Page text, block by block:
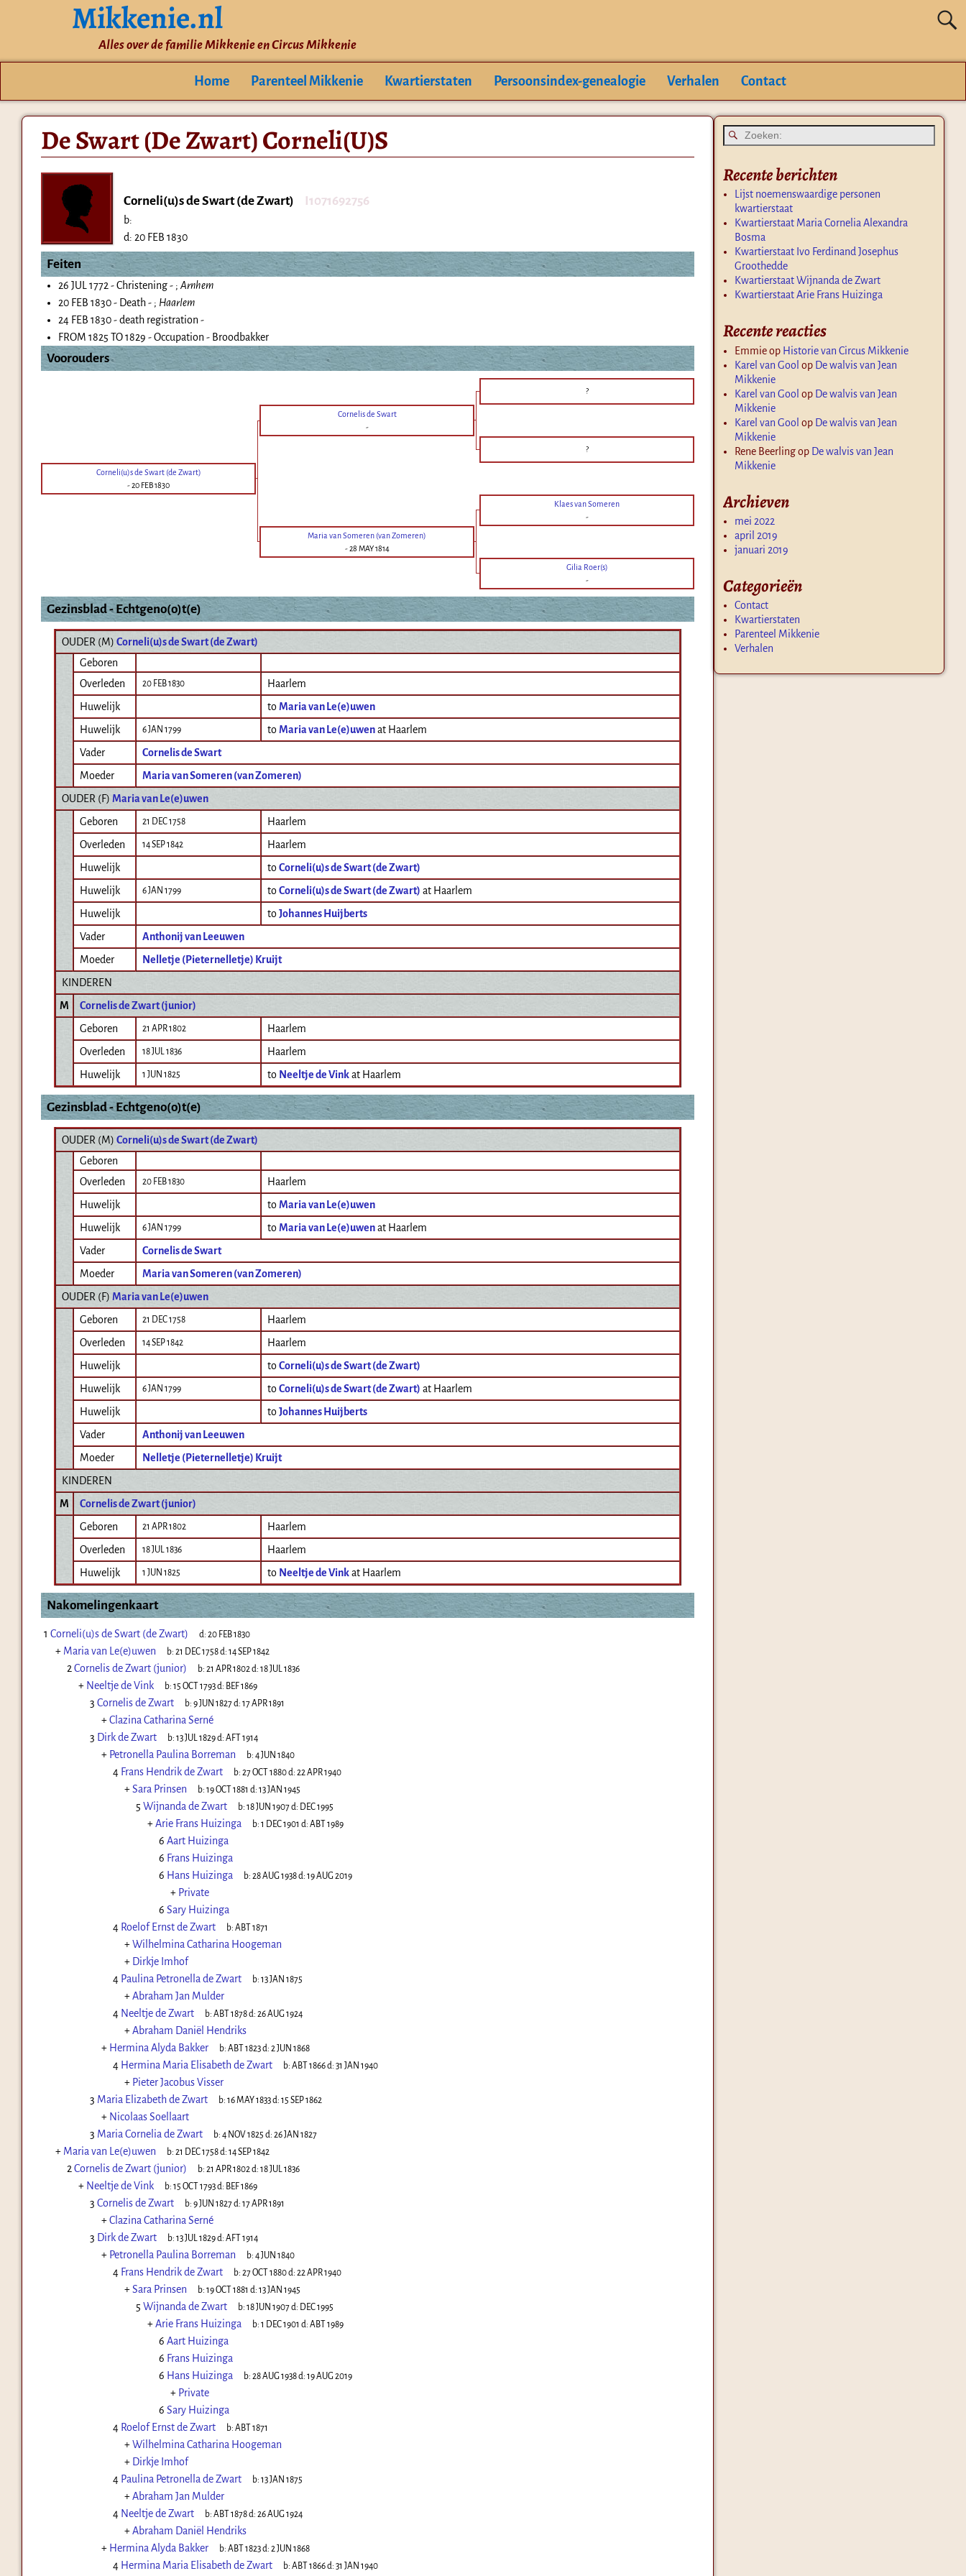
Mikkenie.nl
Alles over de familie Mikkenie en Circus Mikkenie
Home Parenteel Mikkenie Kwartierstaten Persoonsindex-genealogie Verhalen Contact
De Swart (De Zwart) Corneli(U)S
Corneli(u)s de Swart (de Zwart) I1071692756
b:
d: 20 FEB 1830
Feiten
26 JUL 1772 - Christening - ; Arnhem
20 FEB 1830 - Death - ; Haarlem
24 FEB 1830 - death registration -
FROM 1825 TO 1829 - Occupation - Broodbakker
Voorouders
?
Cornelis de Swart
-
?
Corneli(u)s de Swart (de Zwart)
-20 FEB 1830
Klaes van Someren
-
Maria van Someren (van Zomeren)
-28 MAY 1814
Gilia Roer(s)
-
Gezinsblad - Echtgeno(o)t(e)
OUDER (M) Corneli(u)s de Swart (de Zwart)
Geboren
Overleden
20 FEB 1830
Haarlem
Huwelijk
toMaria van Le(e)uwen
Huwelijk
6 JAN 1799 toMaria van Le(e)uwenat Haarlem
Vader
Cornelis de Swart
Moeder
Maria van Someren (van Zomeren)
OUDER (F) Maria van Le(e)uwen
Geboren
21 DEC 1758
Haarlem
Overleden
14 SEP 1842
Haarlem
Huwelijk
toCorneli(u)s de Swart (de Zwart)
Huwelijk
6 JAN 1799 toCorneli(u)s de Swart (de Zwart) at Haarlem
Huwelijk
toJohannes Huijberts
Vader
Anthonij van Leeuwen
Moeder
Nelletje (Pieternelletje) Kruijt
KINDEREN
M
Cornelis de Zwart (junior)
Geboren
21 APR 1802
Haarlem
Overleden
18 JUL 1836
Haarlem
Huwelijk
1 JUN 1825 to Neeltje de Vinkat Haarlem
Gezinsblad - Echtgeno(o)t(e)
OUDER (M) Corneli(u)s de Swart (de Zwart)
Geboren
Overleden
20 FEB 1830
Haarlem
Huwelijk
toMaria van Le(e)uwen
Huwelijk
6 JAN 1799 toMaria van Le(e)uwenat Haarlem
Vader
Cornelis de Swart
Moeder
Maria van Someren (van Zomeren)
OUDER (F) Maria van Le(e)uwen
Geboren
21 DEC 1758
Haarlem
Overleden
14 SEP 1842
Haarlem
Huwelijk
toCorneli(u)s de Swart (de Zwart)
Huwelijk
6 JAN 1799 toCorneli(u)s de Swart (de Zwart) at Haarlem
Huwelijk
toJohannes Huijberts
Vader
Anthonij van Leeuwen
Moeder
Nelletje (Pieternelletje) Kruijt
KINDEREN
M
Cornelis de Zwart (junior)
Geboren
21 APR 1802
Haarlem
Overleden
18 JUL 1836
Haarlem
Huwelijk
1 JUN 1825 to Neeltje de Vinkat Haarlem
Nakomelingenkaart
1 Corneli(u)s de Swart (de Zwart) d: 20 FEB 1830
+ Maria van Le(e)uwen b: 21 DEC 1758d: 14 SEP 1842
2 Cornelis de Zwart (junior) b: 21 APR 1802d: 18 JUL 1836
+ Neeltje de Vink b: 15 OCT 1793d: BEF 1869
3 Cornelis de Zwart b: 9 JUN 1827d: 17 APR 1891
+Clazina Catharina Serné
3 Dirk de Zwart b: 13 JUL 1829d: AFT 1914
+ Petronella Paulina Borreman b: 4 JUN 1840
4 Frans Hendrik de Zwart b: 27 OCT 1880d: 22 APR 1940
+Sara Prinsen b: 19 OCT 1881 d: 13 JAN 1945
5 Wijnanda de Zwart b: 18 JUN 1907d: DEC 1995
+Arie Frans Huizinga b: 1 DEC 1901 d: ABT 1989
6 Aart Huizinga
6 Frans Huizinga
6 Hans Huizinga b: 28 AUG 1938d: 19 AUG 2019
+ Private
6 Sary Huizinga
4 Roelof Ernst de Zwart b: ABT 1871
+Wilhelmina Catharina Hoogeman
+ Dirkje Imhof
4 Paulina Petronella de Zwart b: 13 JAN 1875
+Abraham Jan Mulder
4 Neeltje de Zwart b: ABT 1878d: 26 AUG 1924
+Abraham Daniël Hendriks
+ Hermina Alyda Bakker b: ABT 1823d: 2 JUN 1868
4 Hermina Maria Elisabeth de Zwart b: ABT 1866d: 31 JAN 1940
+ Pieter Jacobus Visser
3 Maria Elizabeth de Zwart b: 16 MAY 1833d: 15 SEP 1862
+ Nicolaas Soellaart
3 Maria Cornelia de Zwart b: 4 NOV 1825 d: 26 JAN 1827
+ Maria van Le(e)uwen b: 21 DEC 1758d: 14 SEP 1842
2 Cornelis de Zwart (junior) b: 21 APR 1802d: 18 JUL 1836
+ Neeltje de Vink b: 15 OCT 1793d: BEF 1869
3 Cornelis de Zwart b: 9 JUN 1827d: 17 APR 1891
+Clazina Catharina Serné
3 Dirk de Zwart b: 13 JUL 1829d: AFT 1914
+ Petronella Paulina Borreman b: 4 JUN 1840
4 Frans Hendrik de Zwart b: 27 OCT 1880d: 22 APR 1940
+Sara Prinsen b: 19 OCT 1881 d: 13 JAN 1945
5 Wijnanda de Zwart b: 18 JUN 1907d: DEC 1995
+Arie Frans Huizinga b: 1 DEC 1901 d: ABT 1989
6 Aart Huizinga
6 Frans Huizinga
6 Hans Huizinga b: 28 AUG 1938d: 19 AUG 2019
+ Private
6 Sary Huizinga
4 Roelof Ernst de Zwart b: ABT 1871
+Wilhelmina Catharina Hoogeman
+ Dirkje Imhof
4 Paulina Petronella de Zwart b: 13 JAN 1875
+Abraham Jan Mulder
4 Neeltje de Zwart b: ABT 1878d: 26 AUG 1924
+Abraham Daniël Hendriks
+ Hermina Alyda Bakker b: ABT 1823d: 2 JUN 1868
4 Hermina Maria Elisabeth de Zwart b: ABT 1866d: 31 JAN 1940
Recente berichten
Lijst noemenswaardige personen
kwartierstaat
Kwartierstaat Maria Cornelia Alexandra
Bosma
Kwartierstaat Ivo Ferdinand Josephus
Groothedde
Kwartierstaat Wijnanda de Zwart
Kwartierstaat Arie Frans Huizinga
Recente reacties
Emmieop Historie van Circus Mikkenie
Karel van Gool op De walvis van Jean
Mikkenie
Karel van Gool op De walvis van Jean
Mikkenie
Karel van Gool op De walvis van Jean
Mikkenie
Rene Beerlingop De walvis van Jean
Mikkenie
Archieven
mei 2022
april 2019
januari 2019
Categorieën
Contact
Kwartierstaten
Parenteel Mikkenie
Verhalen